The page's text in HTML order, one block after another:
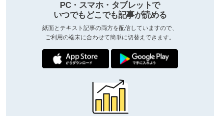
PC・スマホ・タブレットで
いつでもどこでも記事が読める
紙面とテキスト記事の両方を配信していますので、
ご利用の端末に合わせて簡単に切替えできます。